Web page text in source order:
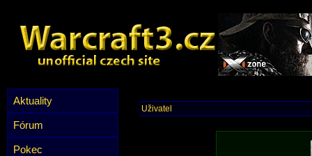
Aktuality
Fórum
Pokec
Uživatel